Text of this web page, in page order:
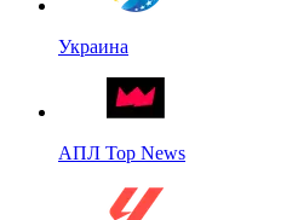
Украина
АПЛ Top News